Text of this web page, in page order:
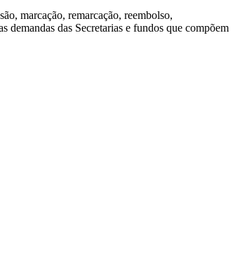
marcação, remarcação, reembolso,
das Secretarias e fundos que compõem